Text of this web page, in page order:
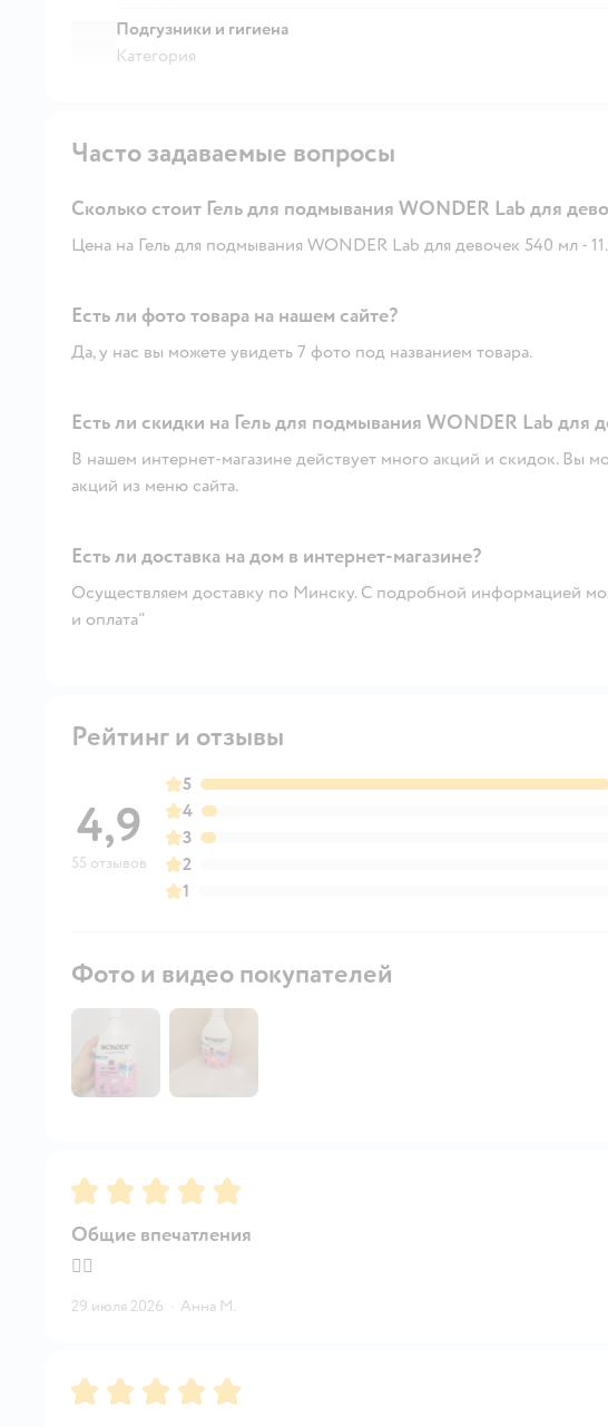
Подгузники и гигиена
Категория
Часто задаваемые вопросы
Сколько стоит Гель для подмывания WONDER Lab для
Цена на Гель для подмывания WONDER Lab для девочек 540 мл -
Есть ли фото товара на нашем сайте?
Да, у нас вы можете увидеть 7 фото под названием товара.
Есть ли скидки на Гель для подмывания WONDER Lab для
В нашем интернет-магазине действует много акций и скидок. Вы
акций из меню сайта.
Есть ли доставка на дом в интернет-магазине?
Осуществляем доставку по Минску. С подробной информацией
и оплата"
Рейтинг и отзывы
4,9
55 отзывов
5
4
3
2
1
Фото и видео покупателей
Рейтинг:5
Общие впечатления
👍🏼
29 июля 2026 · Анна М.
Рейтинг:5